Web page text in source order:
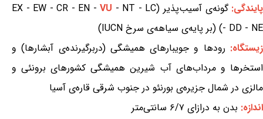
پایندگی:گونه‌ی آسیب‌پذیر (EX - EW - CR - EN - VU - NT - LC
- DD - NE) (بر پایه‌ی سیاهه‌ی سرخ IUCN)
زیستگاه: رودها و جویبارهای همیشگی (دربرگیرنده‌ی آبشارها) و
استخرها و مرداب‌های آب شیرین همیشگی کشورهای برونئی و
مالزی در شمال جزیره‌ی بورنئو در جنوب شرقی قاره‌ی آسیا
اندازه: بدن به درازای ۶/۷ سانتی‌متر